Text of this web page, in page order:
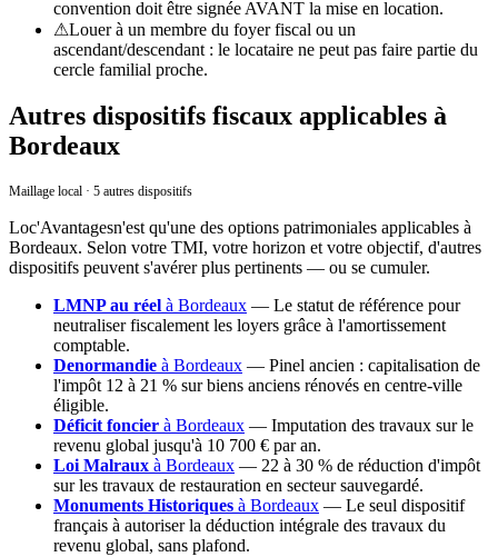
convention doit être signée AVANT la mise en location.
⚠Louer à un membre du foyer fiscal ou un
ascendant/descendant : le locataire ne peut pas faire partie du
cercle familial proche.
Autres dispositifs fiscaux applicables à
Bordeaux
Maillage local · 5 autres dispositifs
Loc'Avantagesn'est qu'une des options patrimoniales applicables à
Bordeaux. Selon votre TMI, votre horizon et votre objectif, d'autres
dispositifs peuvent s'avérer plus pertinents — ou se cumuler.
LMNP au réel à Bordeaux — Le statut de référence pour
neutraliser fiscalement les loyers grâce à l'amortissement
comptable.
Denormandie à Bordeaux — Pinel ancien : capitalisation de
l'impôt 12 à 21 % sur biens anciens rénovés en centre-ville
éligible.
Déficit foncier à Bordeaux — Imputation des travaux sur le
revenu global jusqu'à 10 700 € par an.
Loi Malraux à Bordeaux — 22 à 30 % de réduction d'impôt
sur les travaux de restauration en secteur sauvegardé.
Monuments Historiques à Bordeaux — Le seul dispositif
français à autoriser la déduction intégrale des travaux du
revenu global, sans plafond.